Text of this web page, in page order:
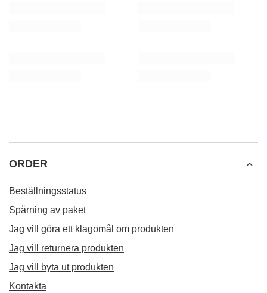
ORDER
Beställningsstatus
Spårning av paket
Jag vill göra ett klagomål om produkten
Jag vill returnera produkten
Jag vill byta ut produkten
Kontakta